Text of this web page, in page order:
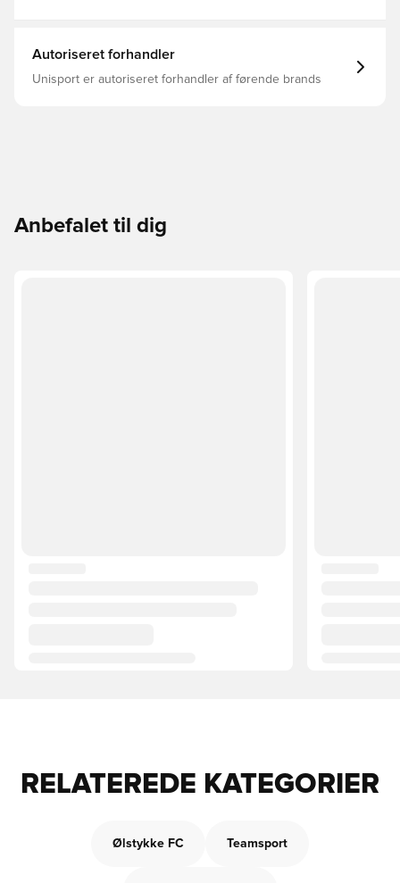
Autoriseret forhandler
Unisport er autoriseret forhandler af førende brands
Anbefalet til dig
RELATEREDE KATEGORIER
Ølstykke FC Teamsport